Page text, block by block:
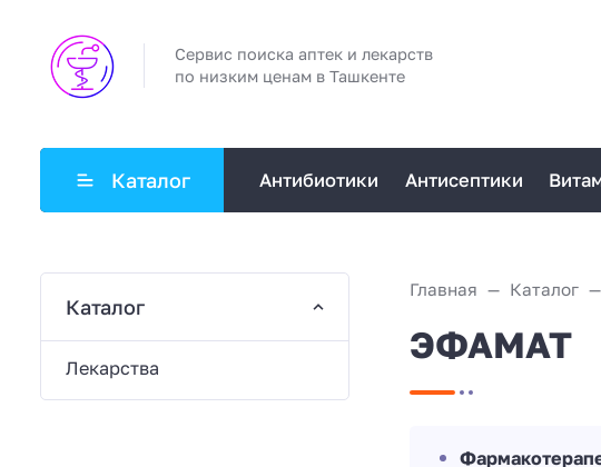
Сервис поиска аптек и лекарств
по низким ценам в Ташкенте
Каталог Антибиотики Антисептики
Главная Каталог
ЭФАМАТ
Каталог
Лекарства